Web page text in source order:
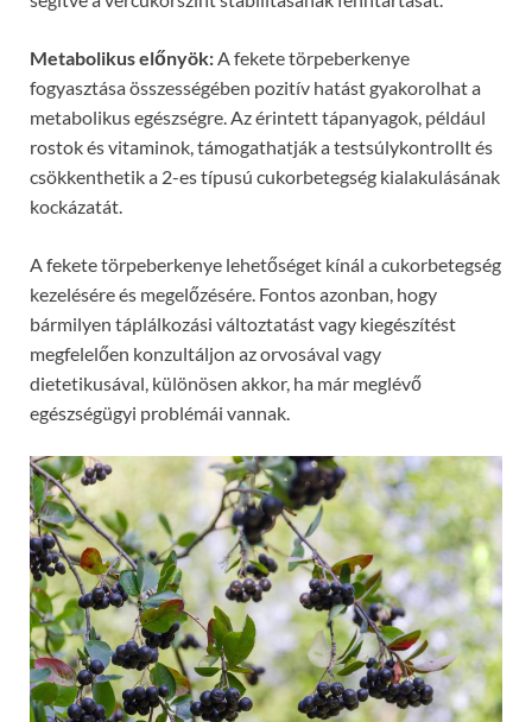
Metabolikus előnyök:A fekete törpeberkenye
fogyasztása összességében pozitív hatást gyakorolhat a
metabolikus egészségre. Az érintett tápanyagok, például
rostok és vitaminok, támogathatják a testsúlykontrollt és
csökkenthetik a 2-es típusú cukorbetegség kialakulásának
kockázatát.
A fekete törpeberkenye lehetőséget kínál a cukorbetegség
kezelésére és megelőzésére. Fontos azonban, hogy
bármilyen táplálkozási változtatást vagy kiegészítést
megfelelően konzultáljon az orvosával vagy
dietetikusával, különösen akkor, ha már meglévő
egészségügyi problémái vannak.